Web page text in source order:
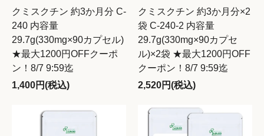
クミスクチン 約3か月分 C-
240 内容量
29.7g(330mg×90カプセル)
★最大1200円OFFクーポ
ン！8/7 9:59迄
1,400円(税込)
クミスクチン 約3か月分×2
袋 C-240-2 内容量
29.7g(330mg×90カプセ
ル)×2袋 ★最大1200円OFF
クーポン！8/7 9:59迄
2,520円(税込)